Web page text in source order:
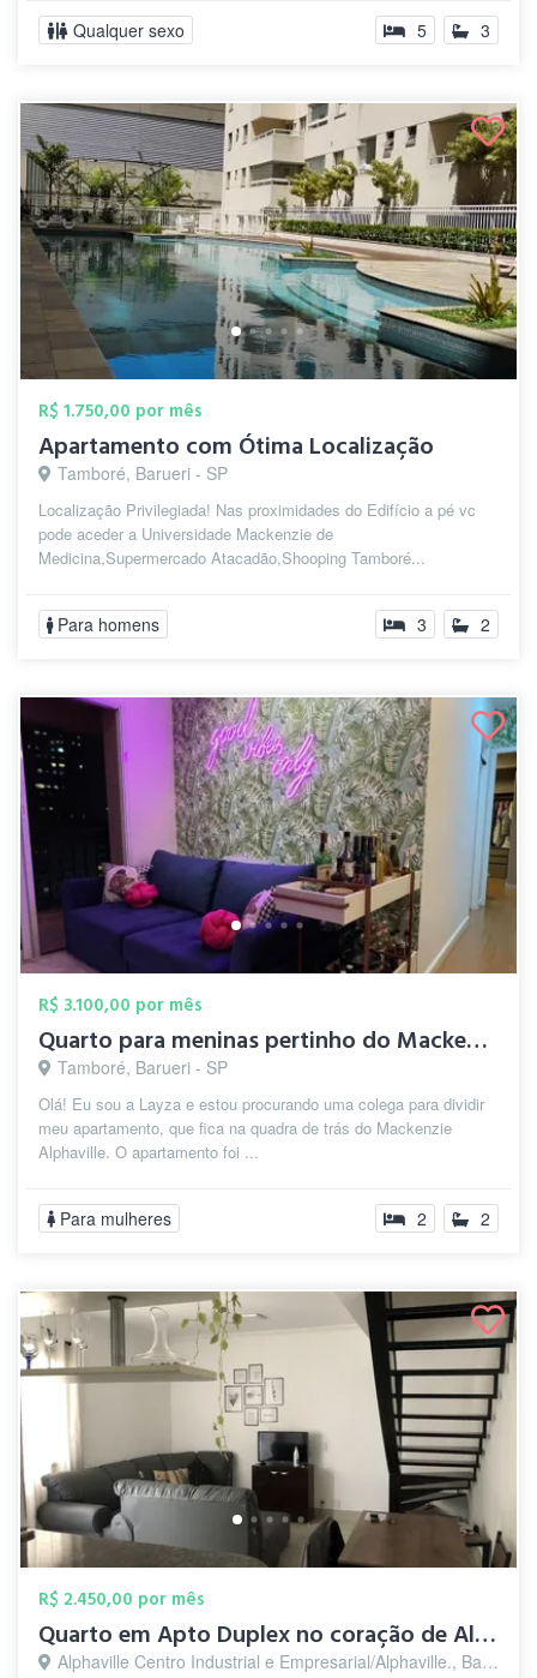
Qualquer sexo 5 3
R$ 1.750,00 por mês
Apartamento com Ótima Localização
Tamboré, Barueri - SP
Localização Privilegiada! Nas proximidades do Edifício a pé vc
pode aceder a Universidade Mackenzie de
Medicina,Supermercado Atacadão,Shooping Tamboré...
Para homens 3 2
R$ 3.100,00 por mês
Quarto para meninas pertinho do Mackenzi...
Tamboré, Barueri - SP
Olá! Eu sou a Layza e estou procurando uma colega para dividir
meu apartamento, que fica na quadra de trás do Mackenzie
Alphaville. O apartamento foi ...
Para mulheres 2 2
R$ 2.450,00 por mês
Quarto em Apto Duplex no coração de Alph...
Alphaville Centro Industrial e Empresarial/Alphaville., Barueri - SP